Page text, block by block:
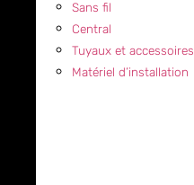
Sans fil
Central
Tuyaux et accessoires
Matériel d’installation